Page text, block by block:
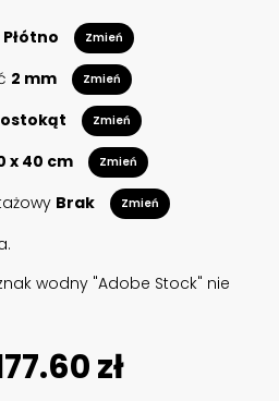
Płótno Zmień
2 mm Zmień
Zmień
x 40 cm Zmień
Brak Zmień
wodny "Adobe Stock" nie
zł